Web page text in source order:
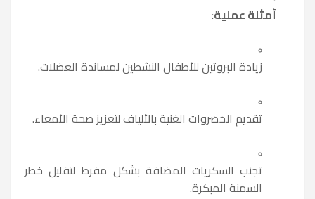
أمثلة عملية:
زيادة البروتين للأطفال النشطين لمساندة العضلات.
تقديم الخضروات الغنية بالألياف لتعزيز صحة الأمعاء.
تجنب السكريات المضافة بشكل مفرط لتقليل خطر
السمنة المبكرة.